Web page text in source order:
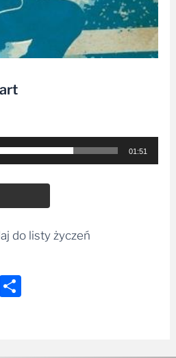
01:51
do listy życzeń
Email